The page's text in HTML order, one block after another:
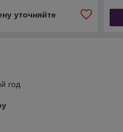
уточняйте
год